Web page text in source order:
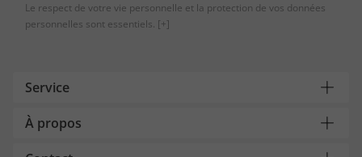
Le respect de votre vie personnelle et la protection de vos données
personnelles sont essentiels. [+]
Service
À propos